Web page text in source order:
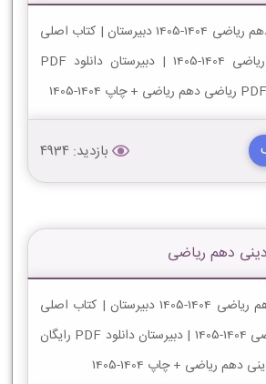
دانلود کتاب ریاضی دهم ریاضی 1404-1405 دبیرستان | کتاب اصلی
PDF ریاضی دهم ریاضی 1404-1405 | دبیرستان دانلود PDF
بازدید: 4934
دهم ریاضی
دانلود کتاب دینی دهم ریاضی 1404-1405 دبیرستان | کتاب اصلی
PDF دینی دهم ریاضی 1404-1405 | دبیرستان دانلود PDF رایگان